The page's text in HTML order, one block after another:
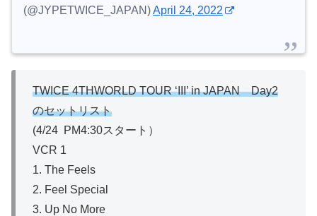
(@JYPETWICE_JAPAN)April 24, 2022
TWICE 4THWORLD TOUR ‘III’ in JAPAN Day2
のセットリスト
(4/24 PM4:30スタート）
VCR 1
1. The Feels
2. Feel Special
3. Up No More